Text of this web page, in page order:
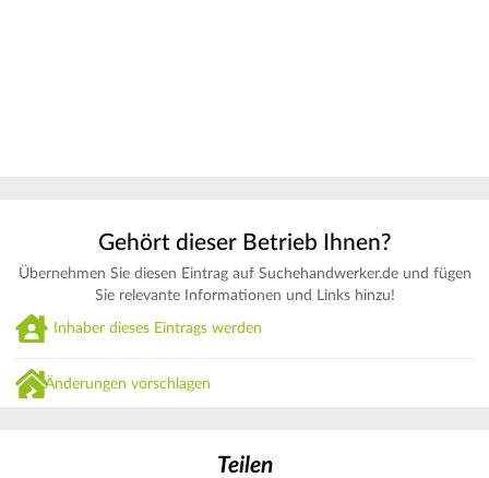
Gehört dieser Betrieb Ihnen?
Übernehmen Sie diesen Eintrag auf Suchehandwerker.de und fügen
Sie relevante Informationen und Links hinzu!
Inhaber dieses Eintrags werden
Änderungen vorschlagen
Teilen